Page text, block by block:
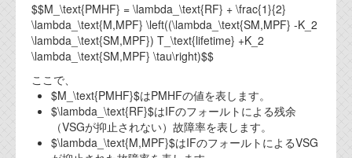
外部投稿記事
ブログテーマ
技術文書
ご希望の方は、お問い合わせページから
資料閲覧パスワードをお問い合わせ頂き
ログインをお願い致します。アカウント
名は"opendocument"です。
$$M_\text{PMHF} = \lambda_\text{RF} + \frac{1}{2}
\lambda_\text{M,MPF} \left((\lambda_\text{SM,MPF} -K_2
\lambda_\text{SM,MPF}) T_\text{lifetime} +K_2
\lambda_\text{SM,MPF} \tau\right)$$
ここで、
$M_\text{PMHF}$はPMHFの値を表します。
$\lambda_\text{RF}$はIFのフォールトによる残余
（VSGが抑止されない）故障率を表します。
$\lambda_\text{M,MPF}$はIFのフォールトによるVSG